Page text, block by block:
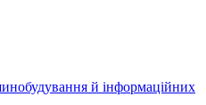
й інформаційних